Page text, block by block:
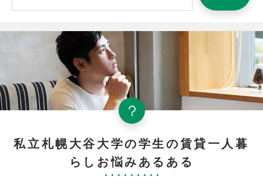
私立札幌大谷大学の学生の賃貸一人暮
らしお悩みあるある